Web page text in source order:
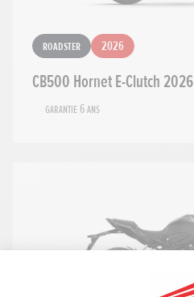
Roadster 2026
CB500 Hornet E-Clutch 2026
Garantie 6 ans